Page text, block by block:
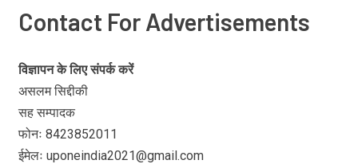
Contact For Advertisements
विज्ञापन के लिए संपर्क करें
असलम सिद्दीकी
सह सम्पादक
फोनः 8423852011
ईमेलः uponeindia2021@gmail.com